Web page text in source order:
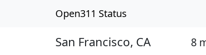
Open311 Status
San Francisco, CA 8